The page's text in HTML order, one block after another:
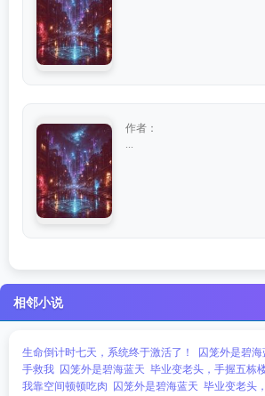
作者：
相邻小说
生命倒计时七天，系统终于激活了！ 囚笼外是碧海
手救我 囚笼外是碧海蓝天 毕业变老头，手握五栋
我靠空间顿顿吃肉 囚笼外是碧海蓝天 毕业变老头